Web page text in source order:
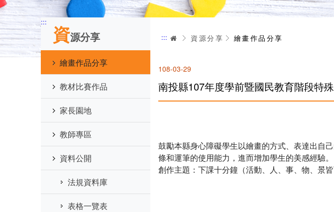
資源分享
:::
繪畫作品分享
教材比賽作品
家長園地
教師專區
資料公開
法規資料庫
表格一覽表
::: 首頁資源分享 繪畫作品分享
108-03-29
南投縣107年度學前暨國民教育階段特
鼓勵本縣身心障礙學生以繪畫的方式、表達出自
條和運筆的使用能力，進而增加學生的美感經驗。
創作主題：下課十分鐘（活動、人、事、物、景皆